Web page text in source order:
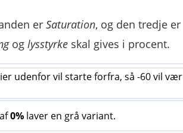
er Saturation, og den tredje er
og lysstyrkeskal gives i procent.
udenfor vil starte forfra, så -60 vil vær
0% laver en grå variant.